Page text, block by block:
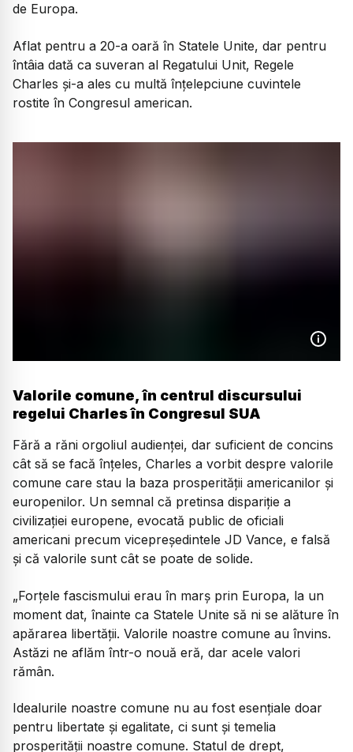
de Europa.
Aflat pentru a 20-a oară în Statele Unite, dar pentru
întâia dată ca suveran al Regatului Unit, Regele
Charles și-a ales cu multă înțelepciune cuvintele
rostite în Congresul american.
Valorile comune, în centrul discursului
regelui Charles în Congresul SUA
Fără a răni orgoliul audienței, dar suficient de concins
cât să se facă înțeles, Charles a vorbit despre valorile
comune care stau la baza prosperității americanilor și
europenilor. Un semnal că pretinsa dispariție a
civilizației europene, evocată public de oficiali
americani precum vicepreședintele JD Vance, e falsă
și că valorile sunt cât se poate de solide.
„Forțele fascismului erau în marș prin Europa, la un
moment dat, înainte ca Statele Unite să ni se alăture în
apărarea libertății. Valorile noastre comune au învins.
Astăzi ne aflăm într-o nouă eră, dar acele valori
rămân.
Idealurile noastre comune nu au fost esențiale doar
pentru libertate și egalitate, ci sunt și temelia
prosperității noastre comune. Statul de drept,